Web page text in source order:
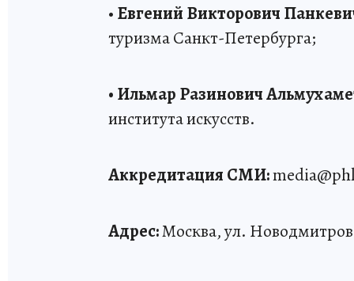
• Евгений Викторович
туризма Санкт-Петербурга;
• Ильмар Разинович
института искусств.
Аккредитация СМИ:
Адрес:Москва, ул.